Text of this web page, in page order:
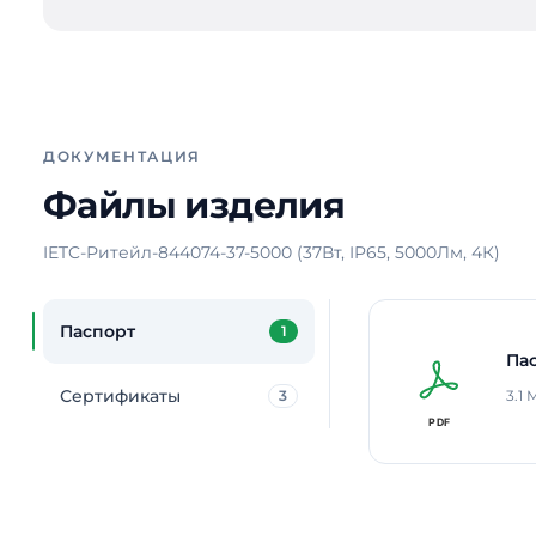
ДОКУМЕНТАЦИЯ
Файлы изделия
IETC-Ритейл-844074-37-5000 (37Вт, IP65, 5000Лм, 4К)
Паспорт 1
Сертификаты 3 3.1